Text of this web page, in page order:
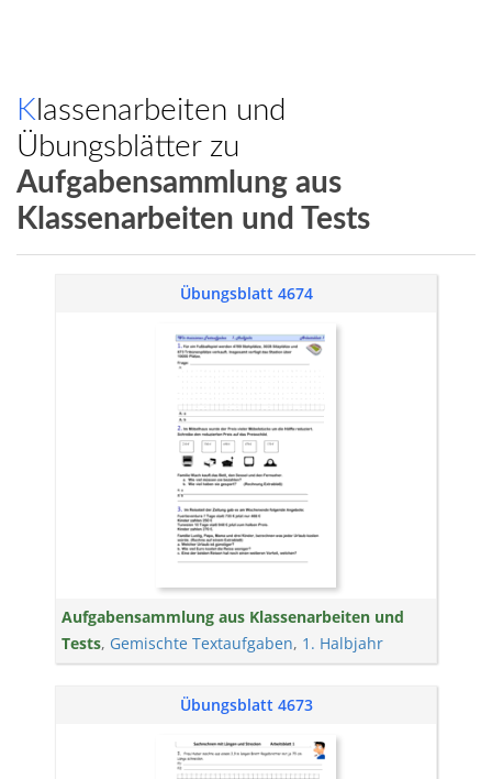
Klassenarbeiten und
Übungsblätter zu
Aufgabensammlung aus
Klassenarbeiten und Tests
Übungsblatt 4674
Aufgabensammlung aus Klassenarbeiten und
Tests, Gemischte Textaufgaben, 1. Halbjahr
Übungsblatt 4673